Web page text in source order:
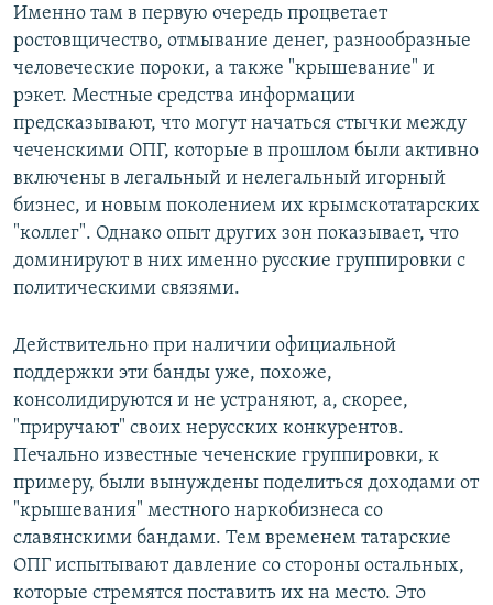
Именно там в первую очередь процветает
ростовщичество, отмывание денег, разнообразные
человеческие пороки, а также "крышевание" и
рэкет. Местные средства информации
предсказывают, что могут начаться стычки между
чеченскими ОПГ, которые в прошлом были активно
включены в легальный и нелегальный игорный
бизнес, и новым поколением их крымскотатарских
"коллег". Однако опыт других зон показывает, что
доминируют в них именно русские группировки с
политическими связями.
Действительно при наличии официальной
поддержки эти банды уже, похоже,
консолидируются и не устраняют, а, скорее,
"приручают" своих нерусских конкурентов.
Печально известные чеченские группировки, к
примеру, были вынуждены поделиться доходами от
"крышевания" местного наркобизнеса со
славянскими бандами. Тем временем татарские
ОПГ испытывают давление со стороны остальных,
которые стремятся поставить их на место. Это